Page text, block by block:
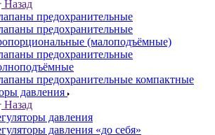
Назад
предохранительные
предохранительные
(малоподъёмные)
предохранительные
предохранительные компактные
давления
Назад
давления
давления «до себя»